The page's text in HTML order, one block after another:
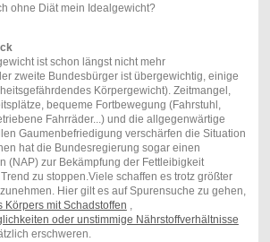
ohne Diät mein Idealgewicht?
ist schon längst nicht mehr
zweite Bundesbürger ist übergewichtig, einige
Körpergewicht). Zeitmangel,
bequeme Fortbewegung (Fahrstuhl,
Fahrräder...) und die allgegenwärtige
Gaumenbefriedigung verschärfen die Situation
hat die Bundesregierung sogar einen
(NAP) zur Bekämpfung der Fettleibigkeit
zu stoppen.Viele schaffen es trotz größter
Hier gilt es auf Spurensuche zu gehen,
Körpers mit Schadstoffen ,
oder unstimmige Nährstoffverhältnisse
erschweren.